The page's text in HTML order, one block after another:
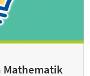
Mathematik